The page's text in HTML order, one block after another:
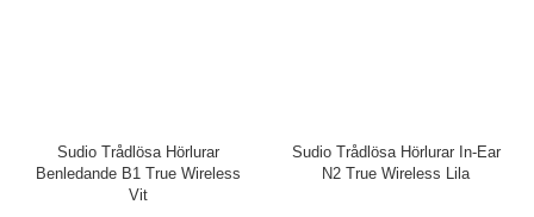
Sudio Trådlösa Hörlurar
Benledande B1 True Wireless
Vit
Sudio Trådlösa Hörlurar In-Ear
N2 True Wireless Lila